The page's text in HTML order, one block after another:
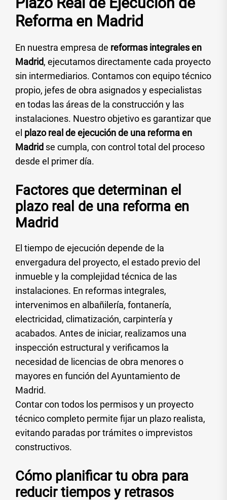
Reforma en Madrid
En nuestra empresa de reformas integrales en
Madrid, ejecutamos directamente cada proyecto
sin intermediarios. Contamos con equipo técnico
propio, jefes de obra asignados y especialistas
en todas las áreas de la construcción y las
instalaciones. Nuestro objetivo es garantizar que
el plazo real de ejecución de una reforma en
Madrid se cumpla, con control total del proceso
desde el primer día.
Factores que determinan el
plazo real de una reforma en
Madrid
El tiempo de ejecución depende de la
envergadura del proyecto, el estado previo del
inmueble y la complejidad técnica de las
instalaciones. En reformas integrales,
intervenimos en albañilería, fontanería,
electricidad, climatización, carpintería y
acabados. Antes de iniciar, realizamos una
inspección estructural y verificamos la
necesidad de licencias de obra menores o
mayores en función del Ayuntamiento de
Madrid.
Contar con todos los permisos y un proyecto
técnico completo permite fijar un plazo realista,
evitando paradas por trámites o imprevistos
constructivos.
Cómo planificar tu obra para
reducir tiempos y retrasos